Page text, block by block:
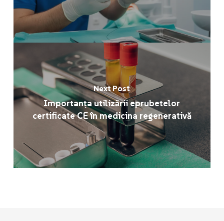
Next Post
Importanța utilizării eprubetelor
certificate CE în medicina regenerativă